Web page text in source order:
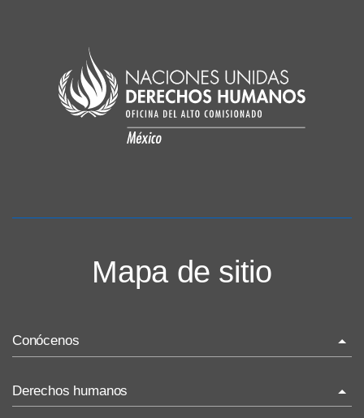
Mapa de sitio
Conócenos
La ONU-DH en México
Derechos humanos